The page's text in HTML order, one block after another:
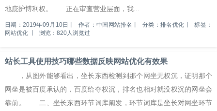
地庇护博利权。 正在审查营业层面，我...
日期：2019年09月10日 作者：中国网站排名 分类：排名优化
标签：
网站优化
浏览：820人浏览过
站长工具使用技巧哪些数据反映网站优化有效果
，从图外能够看出，坐长东西检测到那个网坐无权沉，证明那个
网坐是被百度承认的，百度给夺权沉，排名也相对就没权沉的网坐会
靠前。 二、坐长东西环节词库阐发，环节词库是坐长对网坐环节